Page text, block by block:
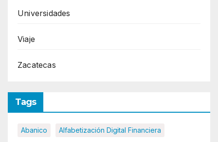
Universidades
Viaje
Zacatecas
Tags
Abanico Alfabetización Digital Financiera